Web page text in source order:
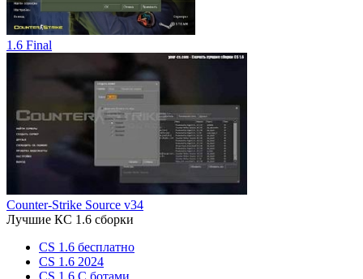
1.6 Final
Counter-Strike Source v34
Лучшие КС 1.6 сборки
CS 1.6 бесплатно
CS 1.6 2024
CS 1.6 С ботами